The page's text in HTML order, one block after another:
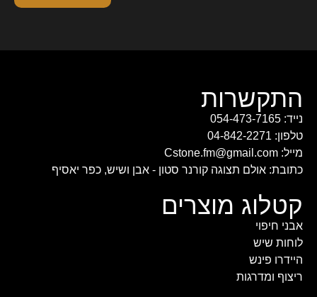
התקשרות
נייד: 054-473-7165
טלפון: 04-842-2271
מייל: Cstone.fm@gmail.com
כתובת: אולם תצוגה קורנר סטון - אבן ושיש, כפר יאסיף
קטלוג מוצרים
אבני חיפוי
לוחות שיש
היידרו פינש
ריצוף ומדרגות